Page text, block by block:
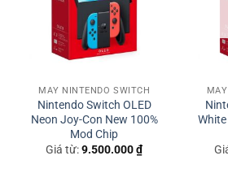
tay / table top mode chế độ để
được tiếng vang lớn, mang đến sự
OLED còn có thêm những
hình cũng lớn hơn, 7 inch so với
nhìn cũng vì thế mà tốt hơn rất
MÁY NINTENDO SWITCH
Nintendo Switch OLED
Neon Joy-Con New 100%
Mod Chip
Giá từ:9.500.000₫